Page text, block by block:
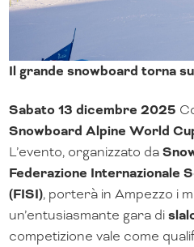
Il grande snowboard torna
Sabato13 dicembre 2025
Snowboard Alpine World
L’evento, organizzato da
Federazione Internazionale
(FISI), porterà in Ampezzo i
un’entusiasmante gara di
competizione vale come